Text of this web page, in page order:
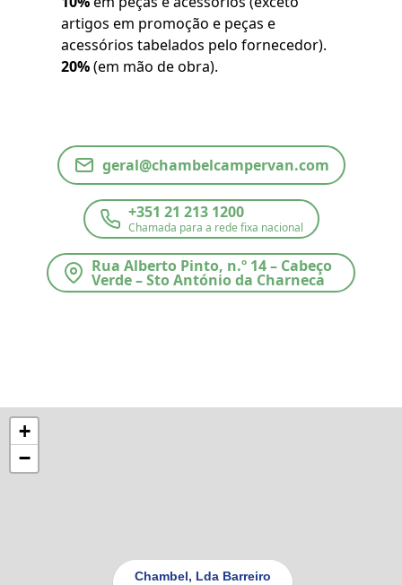
artigos em promoção e peças e
acessórios tabelados pelo fornecedor).
20%(em mão de obra).
geral@chambelcampervan.com
+351 21 213 1200
Chamada para a rede fixa nacional
Rua Alberto Pinto, n.º 14 – Cabeço
Verde – Sto António da Charneca
38.6277367, -9.0259856
Chambel, Lda Barreiro
+
−